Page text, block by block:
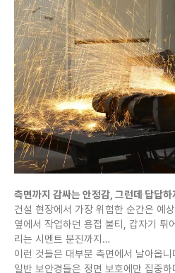
측면까지 감싸는 안정감, 그런데 답답하
건설 현장에서 가장 위험한 순간은 예
옆에서 작업하던 용접 불티, 갑자기 튀
리는 시멘트 분진까지…
이런 것들은 대부분 측면에서 날아옵니
일반 보안경들은 정면 보호에만 집중